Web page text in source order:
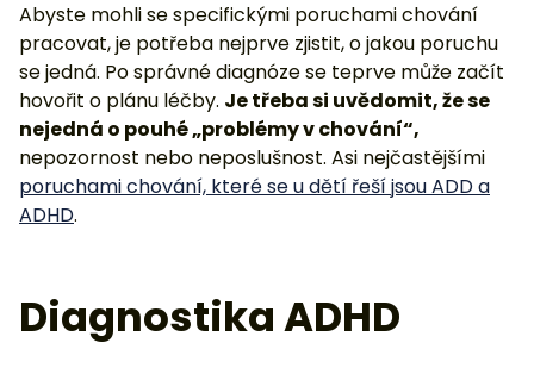
Abyste mohli se specifickými poruchami chování
pracovat, je potřeba nejprve zjistit, o jakou poruchu
se jedná. Po správné diagnóze se teprve může začít
hovořit o plánu léčby. Je třeba si uvědomit, že se
nejedná o pouhé „problémy v chování“,
nepozornost nebo neposlušnost. Asi nejčastějšími
poruchami chování, které se u dětí řeší jsou ADD a
ADHD.
Diagnostika ADHD